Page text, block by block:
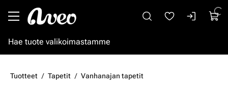
Tuotteet Tapetit Vanhanajan tapetit